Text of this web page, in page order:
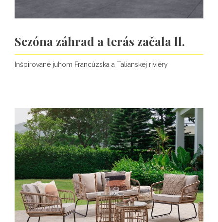
Sezóna záhrad a terás začala ll.
Inšpirované juhom Francúzska a Talianskej riviéry